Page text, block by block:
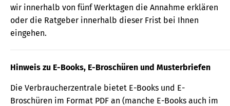
wir innerhalb von fünf Werktagen die Annahme erklären
oder die Ratgeber innerhalb dieser Frist bei Ihnen
eingehen.
Hinweis zu E-Books, E-Broschüren und Musterbriefen
Die Verbraucherzentrale bietet E-Books und E-
Broschüren im Format PDF an (manche E-Books auch im